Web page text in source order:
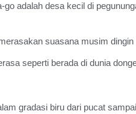
adalah desa kecil di
suasana musim
seperti berada di dunia
gradasi biru dari pucat